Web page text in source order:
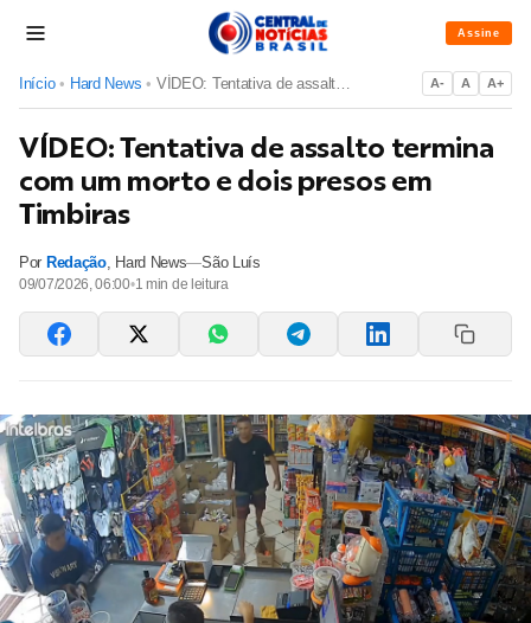
Assine
Início • Hard News • VÍDEO: Tentativa de assalto termina com um morto e dois pres... A- A A+
VÍDEO: Tentativa de assalto termina
com um morto e dois presos em
Timbiras
Por Redação, Hard News—São Luís
09/07/2026, 06:00•1 min de leitura